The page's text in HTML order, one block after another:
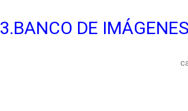
3.BANCO DE IMÁGENES